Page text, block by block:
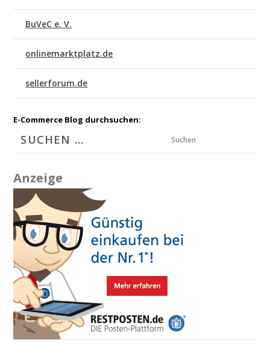
BuVeC e. V.
onlinemarktplatz.de
sellerforum.de
E-Commerce Blog durchsuchen:
Suchen
Anzeige